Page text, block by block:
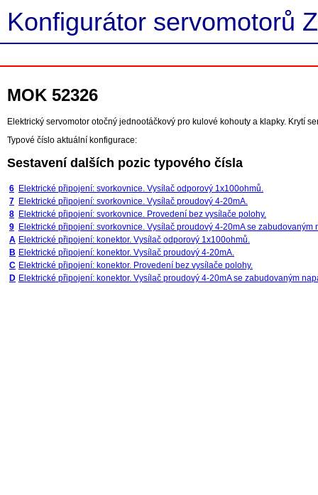
Konfigurátor servomotorů
MOK 52326
Elektrický servomotor otočný jednootáčkový pro kulové kohouty a klapky. Krytí
Typové číslo aktuální konfigurace:
Sestavení dalších pozic typového čísla
6 Elektrické připojení: svorkovnice. Vysílač odporový 1x100ohmů.
7 Elektrické připojení: svorkovnice. Vysílač proudový 4-20mA.
8 Elektrické připojení: svorkovnice. Provedení bez vysílače polohy.
9 Elektrické připojení: svorkovnice. Vysílač proudový 4-20mA se zabudovaným
A Elektrické připojení: konektor. Vysílač odporový 1x100ohmů.
B Elektrické připojení: konektor. Vysílač proudový 4-20mA.
C Elektrické připojení: konektor. Provedení bez vysílače polohy.
D Elektrické připojení: konektor. Vysílač proudový 4-20mA se zabudovaným